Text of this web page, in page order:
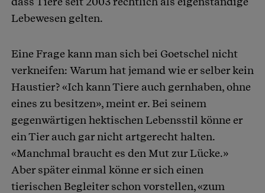
Lebewesen gelten.
Eine Frage kann man sich bei Goetschel nicht
verkneifen: Warum hat jemand wie er selber kein
Haustier? «Ich kann Tiere auch gernhaben, ohne
eines zu besitzen», meint er. Bei seinem
gegenwärtigen hektischen Lebensstil könne er
ein Tier auch gar nicht artgerecht halten.
«Manchmal braucht es den Mut zur Lücke.»
Aber später einmal könne er sich einen
tierischen Begleiter schon vorstellen, «zum